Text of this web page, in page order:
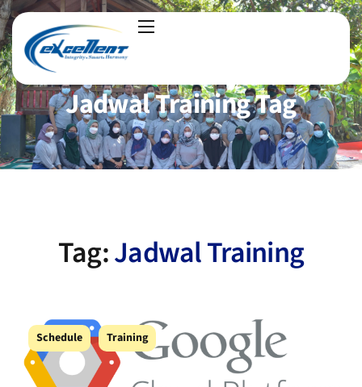
Jadwal Training Tag
Tag:Jadwal Training
Schedule Training